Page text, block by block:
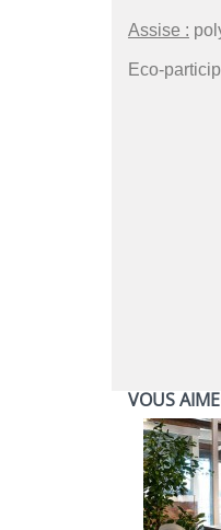
Assise :
Eco-
VOUS